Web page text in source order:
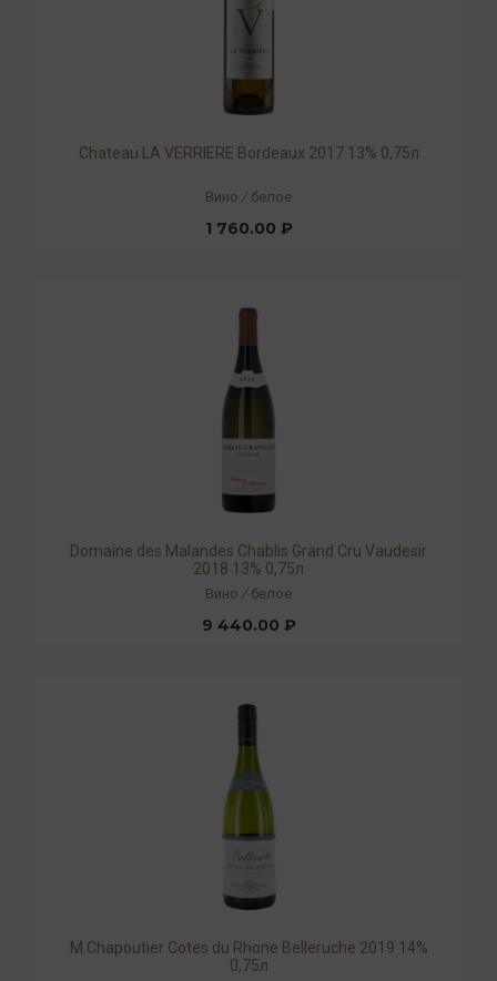
Chateau LA VERRIERE Bordeaux 2017 13% 0,75л
Вино / белое
1 760.00 ₽
Domaine des Malandes Chablis Grand Cru Vaudesir
2018 13% 0,75л
Вино / белое
9 440.00 ₽
M.Chapoutier Cotes du Rhone Belleruche 2019 14%
0,75л